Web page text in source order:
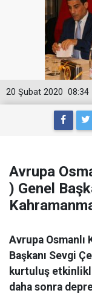
08:34
20 Şubat 2020
Avrupa
) Genel
Avrupa Osmanlı
Başkanı Sevgi
kurtuluş
daha sonra